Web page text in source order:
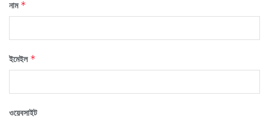
নাম *
ইমেইল *
ওয়েবসাইট